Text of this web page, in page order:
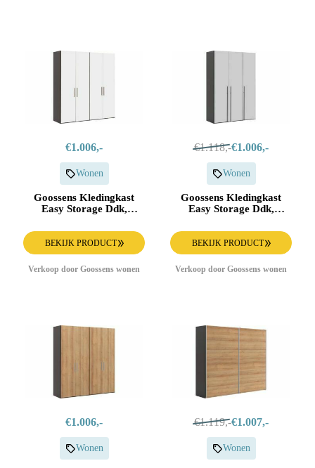
€1.006,-
Wonen
Goossens Kledingkast
Easy Storage Ddk,
breed, 220 cm hoog, 4x
draaideur
BEKIJK PRODUCT
Verkoop door Goossens wonen
€1.118,-€1.006,-
Wonen
Goossens Kledingkast
Easy Storage Ddk,
breed, 220 cm hoog, 3x
glas draaideur
BEKIJK PRODUCT
Verkoop door Goossens wonen
€1.006,-
Wonen
€1.119,-€1.007,-
Wonen